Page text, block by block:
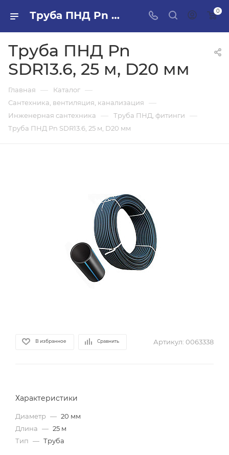
Труба ПНД Pn SDR13.6, 25 м, D20 мм в ПИЛОН — купить стройматериалы в интернет-магазине ПИЛОН с доставкой оптом и в розницу 0
Труба ПНД Pn
SDR13.6, 25 м, D20 мм
Главная — Каталог —
Сантехника, вентиляция, канализация —
Инженерная сантехника — Труба ПНД, фитинги —
Труба ПНД Pn SDR13.6, 25 м, D20 мм
В избранное Сравнить Артикул: 0063338
Характеристики
Диаметр — 20 мм
Длина — 25 м
Тип — Труба